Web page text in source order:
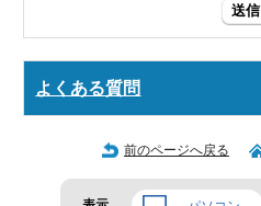
送信
よくある質問
前のページへ戻る